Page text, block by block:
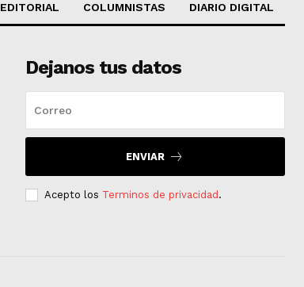
EDITORIAL COLUMNISTAS DIARIO DIGITAL
Dejanos tus datos
ENVIAR
Acepto los Terminos de privacidad .